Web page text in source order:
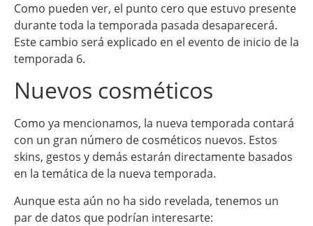
Como pueden ver, el punto cero que estuvo presente
durante toda la temporada pasada desaparecerá.
Este cambio será explicado en el evento de inicio de la
temporada 6.
Nuevos cosméticos
Como ya mencionamos, la nueva temporada contará
con un gran número de cosméticos nuevos. Estos
skins, gestos y demás estarán directamente basados
en la temática de la nueva temporada.
Aunque esta aún no ha sido revelada, tenemos un
par de datos que podrían interesarte: